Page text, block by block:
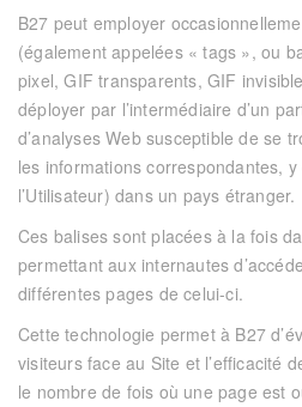
B27 peut employer
(également appelées « tags », ou
pixel, GIF transparents, GIF
déployer par l’intermédiaire d’un
d’analyses Web susceptible de se
les informations correspondantes, y
l’Utilisateur) dans un pays étranger.
Ces balises sont placées à la fois
permettant aux internautes
différentes pages de celui-ci.
Cette technologie permet à B27
visiteurs face au Site et l’efficacité
le nombre de fois où une page est